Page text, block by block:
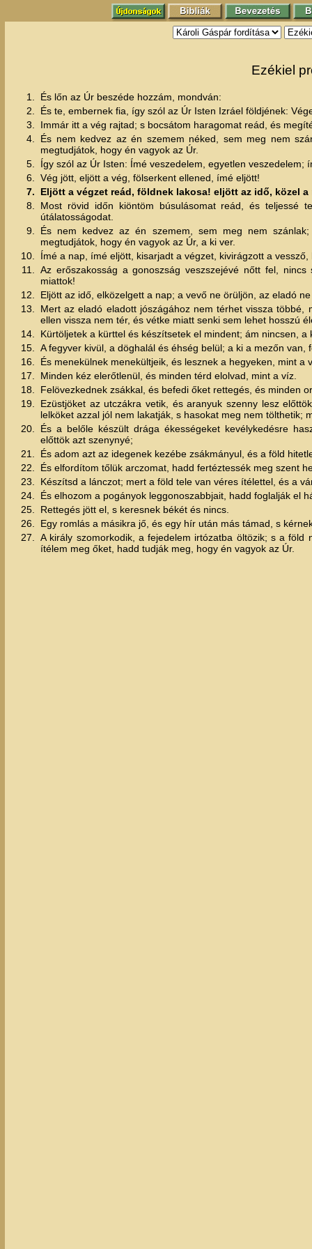
Ezékiel
1.
És lőn az Úr beszéde hozzám, mondván:
2.
És te, embernek fia, így szól az Úr Isten Izráel földjének:
3.
Immár itt a vég rajtad; s bocsátom haragomat reád, és
4.
És nem kedvez az én szemem néked, sem meg nem
megtudjátok, hogy én vagyok az Úr.
5.
Így szól az Úr Isten: Ímé veszedelem, egyetlen veszedelem;
6.
Vég jött, eljött a vég, fölserkent ellened, ímé eljött!
7.
Eljött a végzet reád, földnek lakosa! eljött az idő, közel
8.
Most rövid időn kiöntöm búsulásomat reád, és teljessé
útálatosságodat.
9.
És nem kedvez az én szemem, sem meg nem
megtudjátok, hogy én vagyok az Úr, a ki ver.
10.
Ímé a nap, ímé eljött, kisarjadt a végzet, kivirágzott a vessző,
11.
Az erőszakosság a gonoszság veszszejévé nőtt fel,
miattok!
12.
Eljött az idő, elközelgett a nap; a vevő ne örüljön, az eladó
13.
Mert az eladó eladott jószágához nem térhet vissza
ellen vissza nem tér, és vétke miatt senki sem lehet hosszú
14.
Kürtöljetek a kürttel és készítsetek el mindent; ám nincsen,
15.
A fegyver kivül, a döghalál és éhség belül; a ki a mezőn
16.
És menekülnek menekültjeik, és lesznek a hegyeken, mint
17.
Minden kéz elerőtlenül, és minden térd elolvad, mint a víz.
18.
Felövezkednek zsákkal, és befedi őket rettegés, és minden
19.
Ezüstjöket az utczákra vetik, és aranyuk szenny lesz
lelköket azzal jól nem lakatják, s hasokat meg nem tölthetik;
20.
És a belőle készült drága ékességeket kevélykedésre
előttök azt szenynyé;
21.
És adom azt az idegenek kezébe zsákmányul, és a föld
22.
És elfordítom tőlük arczomat, hadd fertéztessék meg szent
23.
Készítsd a lánczot; mert a föld tele van véres ítélettel, és a
24.
És elhozom a pogányok leggonoszabbjait, hadd foglalják el
25.
Rettegés jött el, s keresnek békét és nincs.
26.
Egy romlás a másikra jő, és egy hír után más támad, s
27.
A király szomorkodik, a fejedelem irtózatba öltözik; s a
ítélem meg őket, hadd tudják meg, hogy én vagyok az Úr.